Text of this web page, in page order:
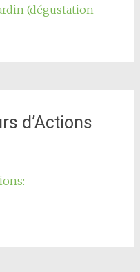
(dégustation
d’Actions